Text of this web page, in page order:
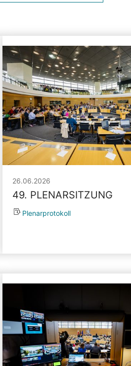
26.06.2026
49. PLENARSITZUNG
Plenarprotokoll